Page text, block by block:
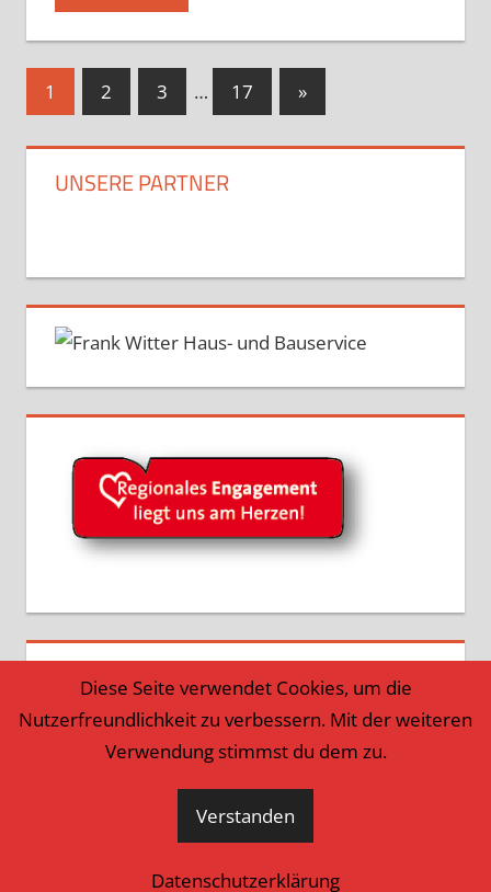
Seitennummerierung
Beiträge
1 2 3 … 17
Nächste
Beiträge
»
UNSERE PARTNER
Diese Seite verwendet Cookies, um die
Nutzerfreundlichkeit zu verbessern. Mit der weiteren
Verwendung stimmst du dem zu.
Verstanden
Datenschutzerklärung